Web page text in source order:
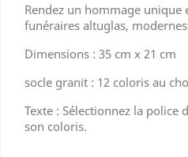
Rendez un hommage unique
funéraires altuglas,
Dimensions : 35 cm x 21 cm
socle granit : 12 coloris au
Texte : Sélectionnez la police
son coloris.